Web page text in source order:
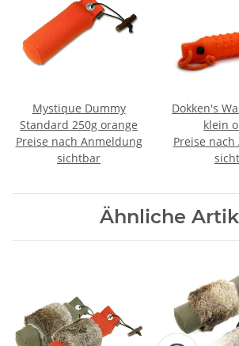
Mystique Dummy
Standard 250g orange
Preise nach Anmeldung
sichtbar
Dokken's
klein
Preise
Ähnliche